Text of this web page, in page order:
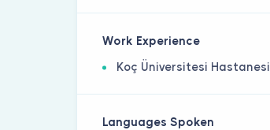
Work Experience
Koç Üniversitesi Hastanesi
Languages Spoken